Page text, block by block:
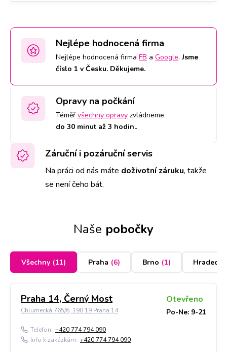
Nejlépe hodnocená firma
Nejlépe hodnocená firma FB a Google.Jsme
číslo 1 v Česku. Děkujeme.
Opravy na počkání
Téměř všechny opravy zvládneme
do 30 minut až 3 hodin..
Záruční i pozáruční servis
Na práci od nás máte doživotní záruku, takže
se není čeho bát.
Naše pobočky
Všechny (11) Praha (6) Brno (1) Hradec
Praha 14, Černý Most
Chlumecká 765/6, 198 19 Praha 14
Otevřeno
Po-Ne: 9-21
Telefon: +420 774 794 090
Info k zakázkám: +420 774 794 090